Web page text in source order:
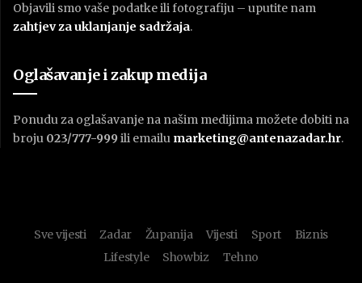
Objavili smo vaše podatke ili fotografiju – uputite nam
zahtjev za uklanjanje sadržaja.
Oglašavanje i zakup medija
Ponudu za oglašavanje na našim medijima možete dobiti na
broju 023/777-999 ili emailu marketing@antenazadar.hr.
Sve vijesti Zadar Županija Vijesti Sport
Biznis
Lifestyle
Showbiz Tehno